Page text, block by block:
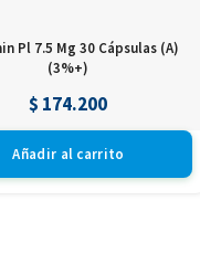
Pl 7.5 Mg 30 Cápsulas (A)
(3%+)
$ 174.200
Añadir al carrito